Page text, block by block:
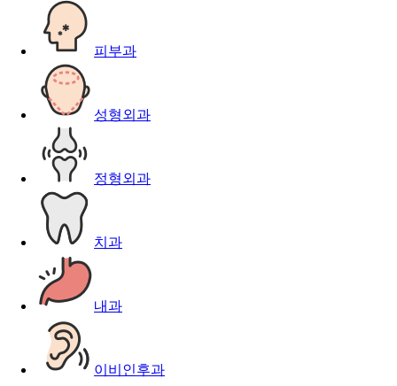
피부과
성형외과
정형외과
치과
내과
이비인후과